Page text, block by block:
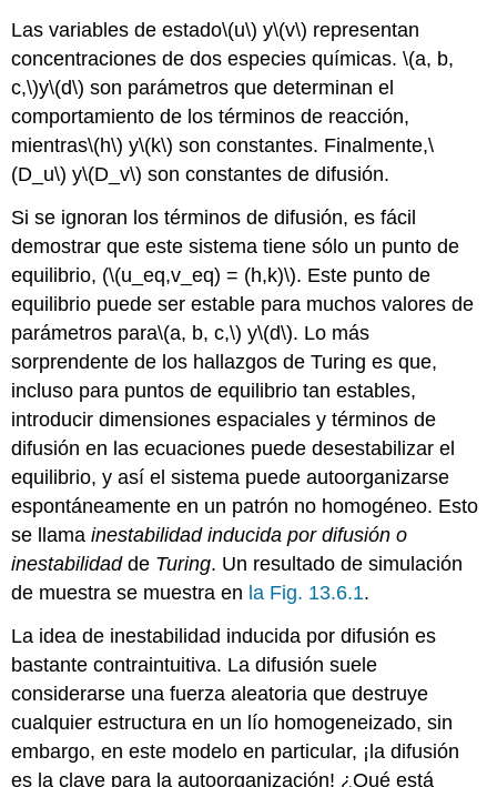
Las variables de estado\(u\) y\(v\) representan
concentraciones de dos especies químicas.\(a, b,
c,\)y\(d\) son parámetros que determinan el
comportamiento de los términos de reacción,
mientras\(h\) y\(k\) son constantes. Finalmente,\
(D_u\) y\(D_v\) son constantes de difusión.
Si se ignoran los términos de difusión, es fácil
demostrar que este sistema tiene sólo un punto de
equilibrio, (\(u_eq,v_eq) = (h,k)\). Este punto de
equilibrio puede ser estable para muchos valores de
parámetros para\(a, b, c,\) y\(d\). Lo más
sorprendente de los hallazgos de Turing es que,
incluso para puntos de equilibrio tan estables,
introducir dimensiones espaciales y términos de
difusión en las ecuaciones puede desestabilizar el
equilibrio, y así el sistema puede autoorganizarse
espontáneamente en un patrón no homogéneo. Esto
se llamainestabilidad inducida por difusión o
inestabilidadde Turing. Un resultado de simulación
de muestra se muestra en la Fig. 13.6.1.
La idea de inestabilidad inducida por difusión es
bastante contraintuitiva. La difusión suele
considerarse una fuerza aleatoria que destruye
cualquier estructura en un lío homogeneizado, sin
embargo, en este modelo en particular, ¡la difusión
es la clave para la autoorganización! ¿Qué está